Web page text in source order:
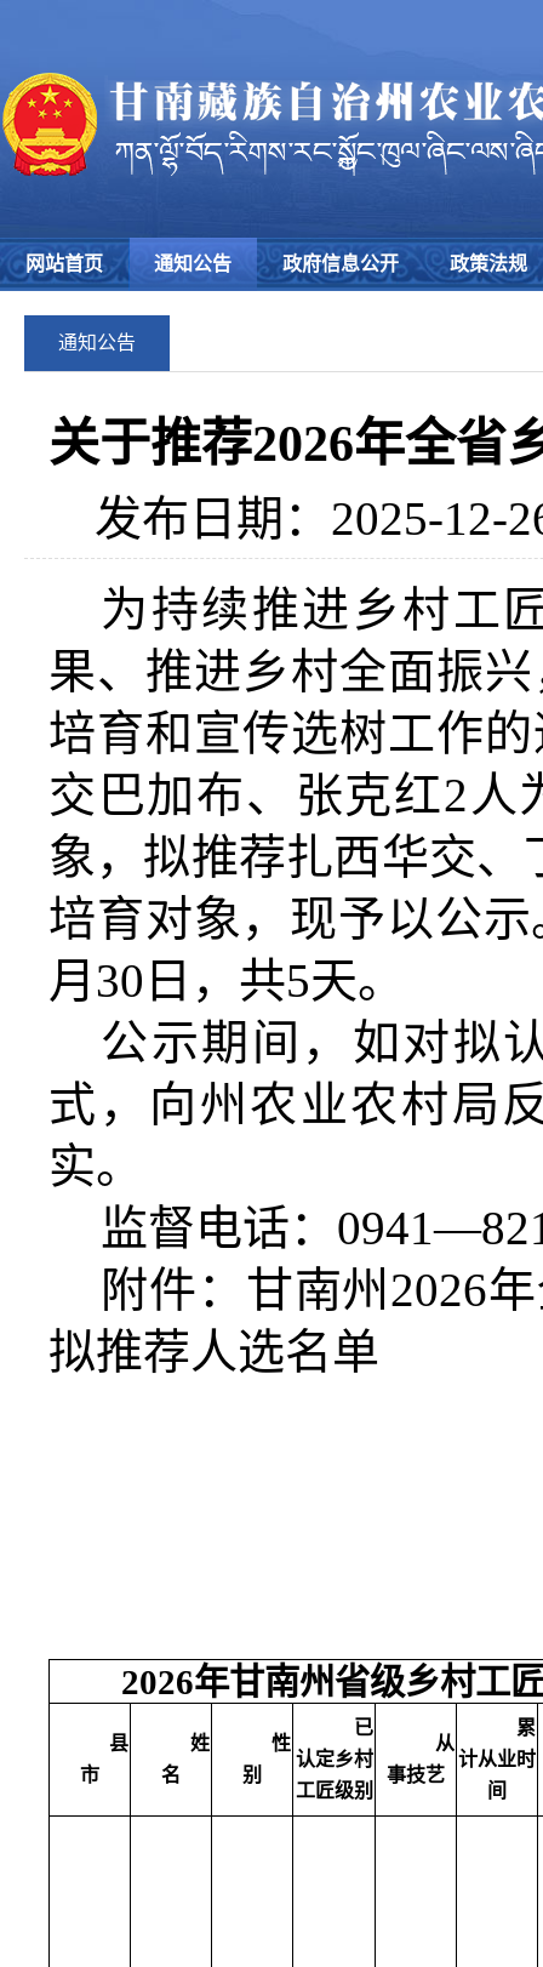
网站首页 通知公告 政府信息公开 政策法规
通知公告
关于推荐2026年全省
发布日期：2025-12-
为持续推进乡村工
果、推进乡村全面振
培育和宣传选树工作的
交巴加布、张克红2人
象，拟推荐扎西华交、
培育对象，现予以公示
月30日，共5天。
公示期间，如对拟
式，向州农业农村局
实。
监督电话：
附件：甘南州2026
拟推荐人选名单
2026年甘南州省级乡村工
县
市
姓
名
性
别
已
认定乡村
工匠级别
从
事技艺
累
计从业时
间